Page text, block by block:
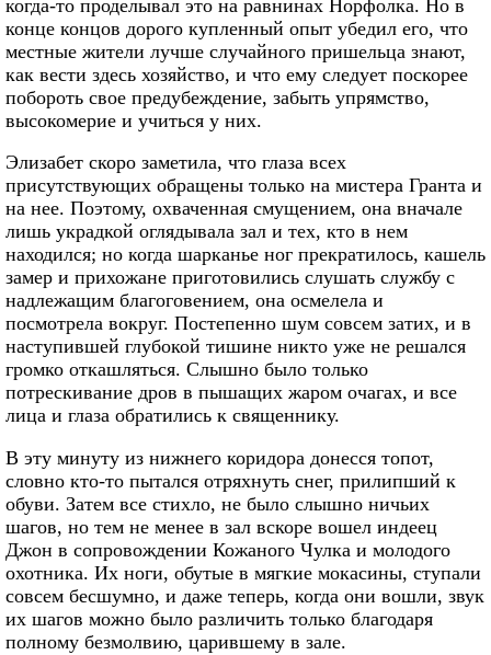
когда-то проделывал это на равнинах Норфолка. Но в
конце концов дорого купленный опыт убедил его, что
местные жители лучше случайного пришельца знают,
как вести здесь хозяйство, и что ему следует поскорее
побороть свое предубеждение, забыть упрямство,
высокомерие и учиться у них.
Элизабет скоро заметила, что глаза всех
присутствующих обращены только на мистера Гранта и
на нее. Поэтому, охваченная смущением, она вначале
лишь украдкой оглядывала зал и тех, кто в нем
находился; но когда шарканье ног прекратилось, кашель
замер и прихожане приготовились слушать службу с
надлежащим благоговением, она осмелела и
посмотрела вокруг. Постепенно шум совсем затих, и в
наступившей глубокой тишине никто уже не решался
громко откашляться. Слышно было только
потрескивание дров в пышащих жаром очагах, и все
лица и глаза обратились к священнику.
В эту минуту из нижнего коридора донесся топот,
словно кто-то пытался отряхнуть снег, прилипший к
обуви. Затем все стихло, не было слышно ничьих
шагов, но тем не менее в зал вскоре вошел индеец
Джон в сопровождении Кожаного Чулка и молодого
охотника. Их ноги, обутые в мягкие мокасины, ступали
совсем бесшумно, и даже теперь, когда они вошли, звук
их шагов можно было различить только благодаря
полному безмолвию, царившему в зале.